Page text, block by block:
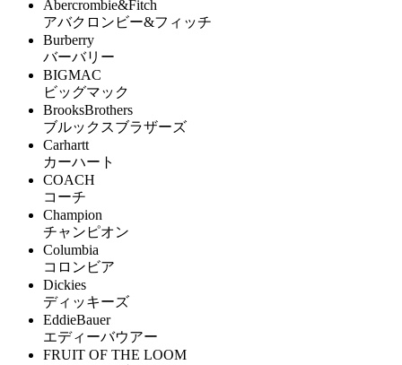
Abercrombie&Fitch
アバクロンビー&フィッチ
Burberry
バーバリー
BIGMAC
ビッグマック
BrooksBrothers
ブルックスブラザーズ
Carhartt
カーハート
COACH
コーチ
Champion
チャンピオン
Columbia
コロンビア
Dickies
ディッキーズ
EddieBauer
エディーバウアー
FRUIT OF THE LOOM